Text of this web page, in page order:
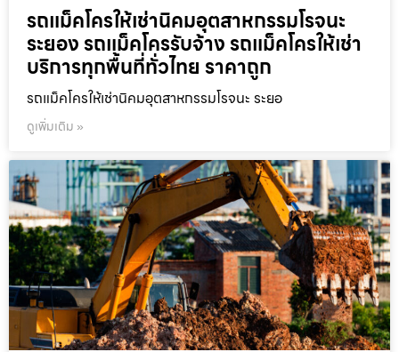
รถแม็คโครให้เช่านิคมอุตสาหกรรมโรจนะ
ระยอง รถแม็คโครรับจ้าง รถแม็คโครให้เช่า
บริการทุกพื้นที่ทั่วไทย ราคาถูก
รถแม็คโครให้เช่านิคมอุตสาหกรรมโรจนะ ระยอ
ดูเพิ่มเติม »